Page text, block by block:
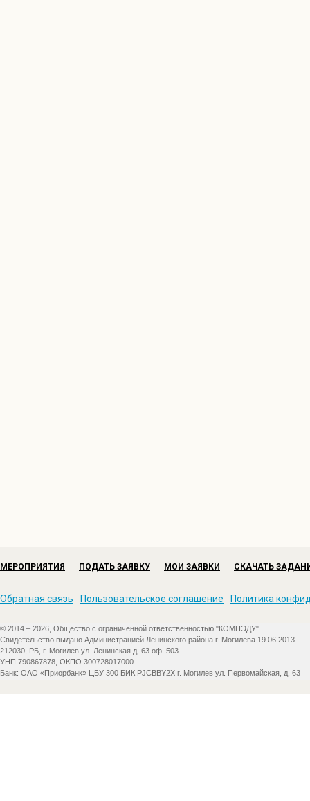
МЕРОПРИЯТИЯ ПОДАТЬ ЗАЯВКУ МОИ ЗАЯВКИ СКАЧАТЬ
Обратная связь Пользовательское соглашение Политика
© 2014 – 2026, Общество с ограниченной ответственностью "КОМПЭДУ"
Свидетельство выдано Администрацией Ленинского района г. Могилева 19.06.2013
212030, РБ, г. Могилев ул. Ленинская д. 63 оф. 503
УНП 790867878, ОКПО 300728017000
Банк: ОАО «Приорбанк» ЦБУ 300 БИК PJCBBY2X г. Могилев ул. Первомайская, д. 63